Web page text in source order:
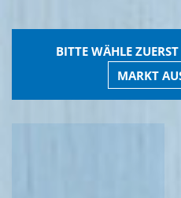
BITTE WÄHLE
MARKT